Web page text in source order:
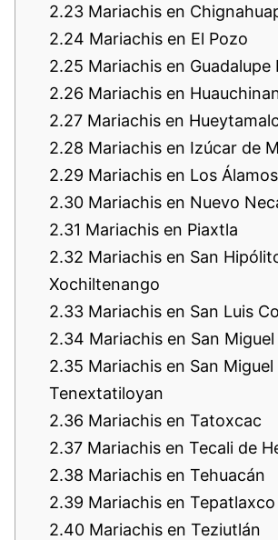
2.23 Mariachis en
2.24 Mariachis en El Pozo
2.25 Mariachis en Guadalupe
2.26 Mariachis en
2.27 Mariachis en
2.28 Mariachis en Izúcar de
2.29 Mariachis en Los
2.30 Mariachis en Nuevo
2.31 Mariachis en Piaxtla
2.32 Mariachis en San
Xochiltenango
2.33 Mariachis en San Luis
2.34 Mariachis en San Miguel
2.35 Mariachis en San Miguel
Tenextatiloyan
2.36 Mariachis en Tatoxcac
2.37 Mariachis en Tecali de
2.38 Mariachis en Tehuacán
2.39 Mariachis en
2.40 Mariachis en Teziutlán